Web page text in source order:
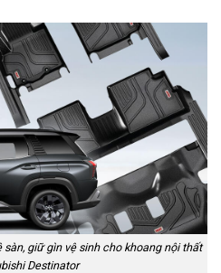
giữ gìn vệ sinh cho khoang nội thất
Destinator